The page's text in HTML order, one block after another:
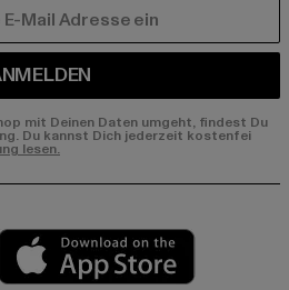
mit Deinen Daten umgeht, findest Du
Du kannst Dich jederzeit kostenfei
lesen.
market